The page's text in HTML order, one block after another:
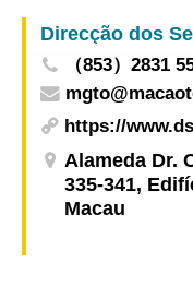
Rotunda do
obra do Túnel da
Direcção dos
（853）2831
https://
Alameda Dr.
335-341,
Macau